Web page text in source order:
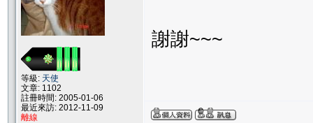
等級: 天使
文章: 1102
註冊時間: 2005-01-06
最近來訪: 2012-11-09
離線
謝謝~~~